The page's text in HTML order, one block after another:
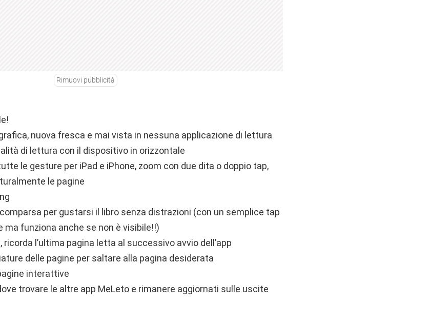
Rimuovi pubblicità
nuova fresca e mai vista in nessuna applicazione di lettura
di lettura con il dispositivo in orizzontale
le gesture per iPad e iPhone, zoom con due dita o doppio tap,
le pagine
per gustarsi il libro senza distrazioni (con un semplice tap
ma funziona anche se non è visibile!!)
l’ultima pagina letta al successivo avvio dell’app
delle pagine per saltare alla pagina desiderata
interattive
trovare le altre app MeLeto e rimanere aggiornati sulle uscite